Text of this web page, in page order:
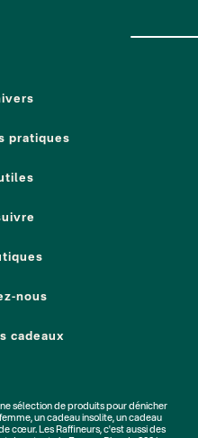
pratiques
nous
cadeaux
sélection de produits pour dénicher
, uncadeau insolite, uncadeau
cœur. Les Raffineurs, c'est aussi des